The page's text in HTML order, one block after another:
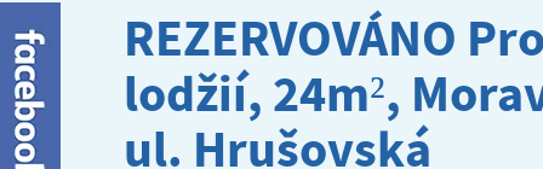
REZERVOVÁNO
lodžií, 24m²,
ul. Hrušovská